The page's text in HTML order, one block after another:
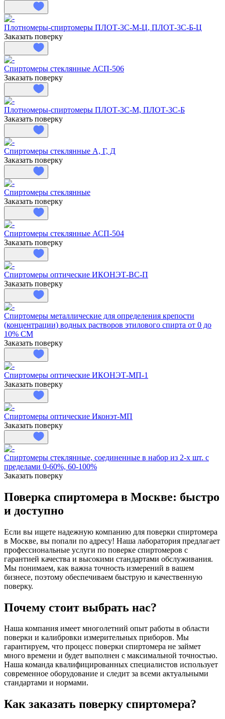
Плотномеры-спиртомеры ПЛОТ-3С-М-Ц, ПЛОТ-3С-Б-Ц
Заказать поверку
Спиртомеры стеклянные АСП-506
Заказать поверку
Плотномеры-спиртомеры ПЛОТ-3С-М, ПЛОТ-3С-Б
Заказать поверку
Спиртомеры стеклянные А, Г, Д
Заказать поверку
Спиртомеры стеклянные
Заказать поверку
Спиртомеры стеклянные АСП-504
Заказать поверку
Спиртомеры оптические ИКОНЭТ-ВС-П
Заказать поверку
Спиртомеры металлические для определения крепости
(концентрации) водных растворов этилового спирта от 0 до
10% СМ
Заказать поверку
Спиртомеры оптические ИКОНЭТ-МП-1
Заказать поверку
Спиртомеры оптические Иконэт-МП
Заказать поверку
Спиртомеры стеклянные, соединенные в набор из 2-х шт. с
пределами 0-60%, 60-100%
Заказать поверку
Поверка спиртомера в Москве: быстро
и доступно
Если вы ищете надежную компанию для поверки спиртомера
в Москве, вы попали по адресу! Наша лаборатория предлагает
профессиональные услуги по поверке спиртомеров с
гарантией качества и высокими стандартами обслуживания.
Мы понимаем, как важна точность измерений в вашем
бизнесе, поэтому обеспечиваем быструю и качественную
поверку.
Почему стоит выбрать нас?
Наша компания имеет многолетний опыт работы в области
поверки и калибровки измерительных приборов. Мы
гарантируем, что процесс поверки спиртомера не займет
много времени и будет выполнен с максимальной точностью.
Наша команда квалифицированных специалистов использует
современное оборудование и следит за всеми актуальными
стандартами и нормами.
Как заказать поверку спиртомера?